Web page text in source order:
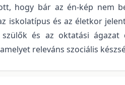
hogy bár az én-kép nem
iskolatípus és az életkor
és az oktatási
releváns szociális